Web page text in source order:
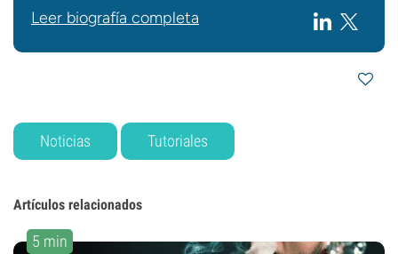
Leer biografía completa
Noticias Tutoriales
Artículos relacionados
5 min